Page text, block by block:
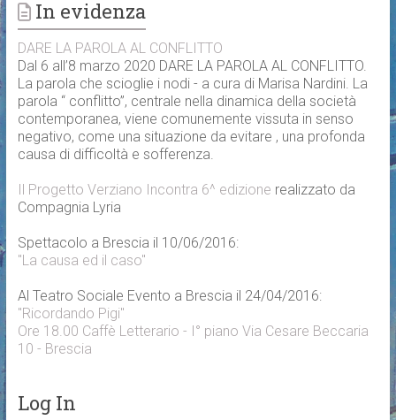
In evidenza
DARE LA PAROLA AL CONFLITTO
Dal 6 all’8 marzo 2020 DARE LA PAROLA AL CONFLITTO.
La parola che scioglie i nodi - a cura di Marisa Nardini. La
parola “ conflitto”, centrale nella dinamica della società
contemporanea, viene comunemente vissuta in senso
negativo, come una situazione da evitare , una profonda
causa di difficoltà e sofferenza.
Il Progetto Verziano Incontra 6^ edizione realizzato da
Compagnia Lyria
Spettacolo a Brescia il 10/06/2016:
"La causa ed il caso"
Al Teatro Sociale Evento a Brescia il 24/04/2016:
"Ricordando Pigi"
Ore 18.00 Caffè Letterario - I° piano Via Cesare Beccaria
10 - Brescia
Log In